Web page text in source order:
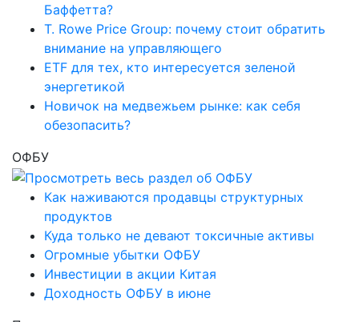
Баффетта?
T. Rowe Price Group: почему стоит обратить
внимание на управляющего
ETF для тех, кто интересуется зеленой
энергетикой
Новичок на медвежьем рынке: как себя
обезопасить?
ОФБУ
Как наживаются продавцы структурных
продуктов
Куда только не девают токсичные активы
Огромные убытки ОФБУ
Инвестиции в акции Китая
Доходность ОФБУ в июне